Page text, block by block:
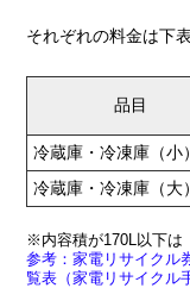
それぞれの料金は下
品目
冷蔵庫・冷凍庫（小）
冷蔵庫・冷凍庫（大）
※内容積が170L以下は
参考：家電リサイク
覧表（家電リサイクル